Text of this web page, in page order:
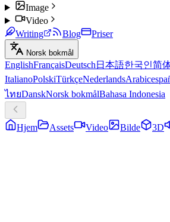
Image
Video
Writing
Blog Priser
Norsk bokmål
EnglishFrançaisDeutsch 日本語한국인简
ItalianoPolskiTürkçeNederlandsArabic
ไทยDanskNorsk bokmålBahasa Indonesia
Hjem Assets Video Bilde 3D